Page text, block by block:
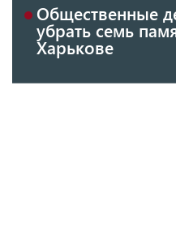
Общественные
убрать семь
Харькове